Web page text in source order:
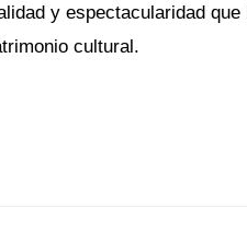
y espectacularidad
cultural.